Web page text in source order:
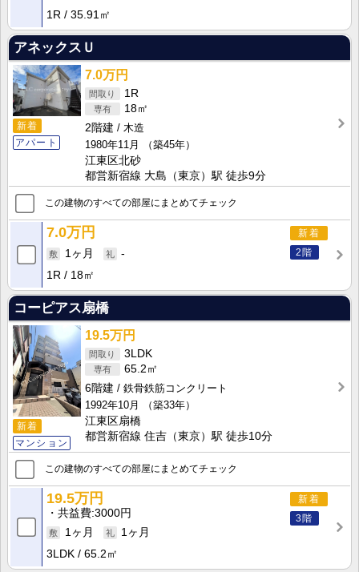
1R
35.91㎡
アネックスＵ
新着
アパート
7.0万円
1R
18㎡
2階建
木造
1980年11月
（築45年）
江東区北砂
都営新宿線 大島（東京）駅 徒歩9分
この建物のすべての部屋にまとめてチェック
新着
2階
7.0万円
1ヶ月
-
1R
18㎡
コーピアス扇橋
新着
マンション
19.5万円
3LDK
65.2㎡
6階建
鉄骨鉄筋コンクリート
1992年10月
（築33年）
江東区扇橋
都営新宿線 住吉（東京）駅 徒歩10分
この建物のすべての部屋にまとめてチェック
新着
3階
19.5万円
共益費 3000円
1ヶ月
1ヶ月
3LDK
65.2㎡